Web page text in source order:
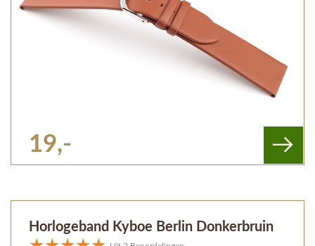
19,-
Horlogeband Kyboe Berlin Donkerbruin